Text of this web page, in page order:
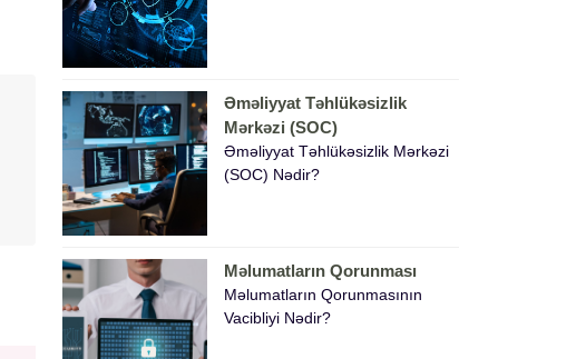
Əməliyyat Təhlükəsizlik
Mərkəzi (SOC)
Əməliyyat Təhlükəsizlik Mərkəzi
(SOC) Nədir?
Məlumatların Qorunması
Məlumatların Qorunmasının
Vacibliyi Nədir?